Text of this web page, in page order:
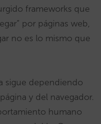
frameworks que
por páginas web,
no es lo mismo que
sigue dependiendo
y del navegador.
humano